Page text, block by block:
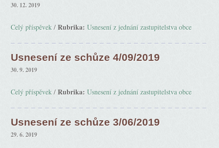
30. 12. 2019
Celý příspěvek /Rubrika: Usnesení z jednání zastupitelstva obce
Usnesení ze schůze 4/09/2019
30. 9. 2019
Celý příspěvek /Rubrika: Usnesení z jednání zastupitelstva obce
Usnesení ze schůze 3/06/2019
29. 6. 2019